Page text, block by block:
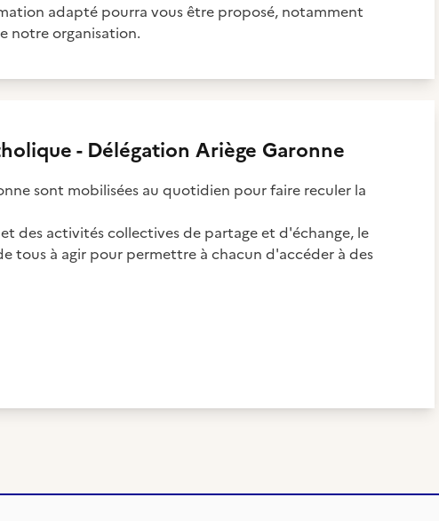
adapté pourra vous être proposé, notamment
notre organisation.
- Délégation Ariège Garonne
sont mobilisées au quotidien pour faire reculer la
des activités collectives de partage et d'échange, le
tous à agir pour permettre à chacun d'accéder à des